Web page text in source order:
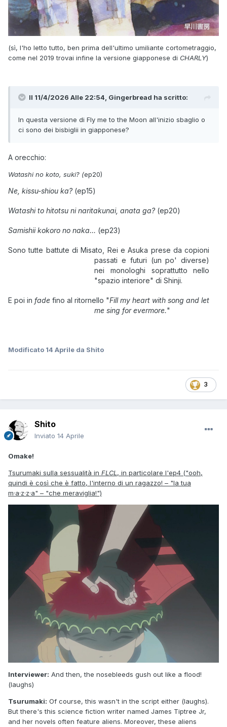
(sì, l'ho letto tutto, ben prima dell'ultimo umiliante cortometraggio,
come nel 2019 trovai infine la versione giapponese di CHARLY)
Il 11/4/2026 Alle 22:54, Gingerbread ha scritto:
In questa versione di Fly me to the Moon all'inizio sbaglio o
ci sono dei bisbiglii in giapponese?
A orecchio:
Watashi no koto, suki? (ep20)
Ne, kissu-shiou ka? (ep15)
Watashi to hitotsu ni naritakunai, anata ga? (ep20)
Samishii kokoro no naka... (ep23)
Sono tutte battute di Misato, Rei e Asuka prese da copioni
passati e futuri (un po' diverse)
nei monologhi soprattutto nello
"spazio interiore" di Shinji.
E poi infade fino al ritornello "Fill my heart with song and let
me sing for evermore."
Modificato 14 Aprile da Shito
3
Shito
Inviato 14 Aprile
Omake!
Tsurumaki sulla sessualità in FLCL, in particolare l'ep4 ("ooh,
quindi è così che è fatto, l'interno di un ragazzo! – "la tua
m·a·z·z·a" – "che meraviglia!")
Interviewer: And then, the nosebleeds gush out like a flood!
(laughs)
Tsurumaki: Of course, this wasn't in the script either (laughs).
But there's this science fiction writer named James Tiptree Jr,
and her novels often feature aliens. Moreover, these aliens